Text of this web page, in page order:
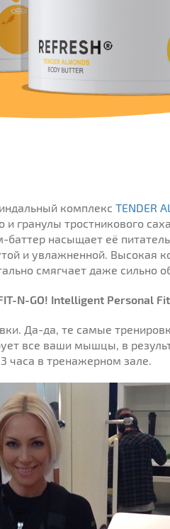
комплекс TENDER
гранулы тростникового
насыщает её
и увлажненной. Высокая
смягчает даже сильно
N-GO! Intelligent Personal
Да-да, те самые
все ваши мышцы, в
часа в тренажерном зале.